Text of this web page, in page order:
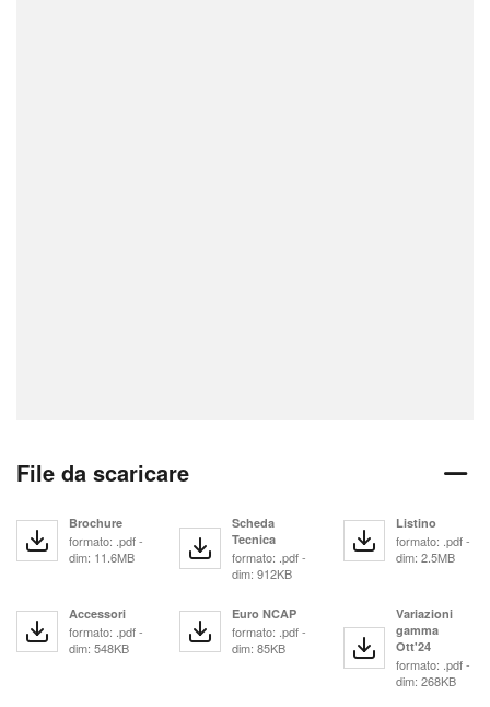
File da scaricare
Brochure
formato: .pdf -
dim: 11.6MB
Scheda
Tecnica
formato: .pdf -
dim: 912KB
Listino
formato: .pdf -
dim: 2.5MB
Accessori
formato: .pdf -
dim: 548KB
Euro NCAP
formato: .pdf -
dim: 85KB
Variazioni
gamma
Ott'24
formato: .pdf -
dim: 268KB